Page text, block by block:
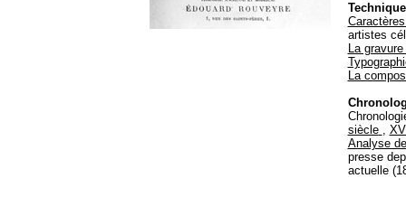
artistes
La
La
siècle ,
Analyse
presse
actuelle